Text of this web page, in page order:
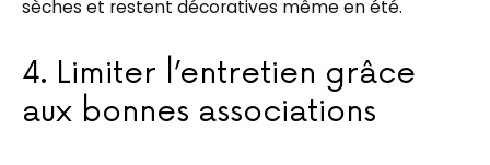
sèches et restent décoratives même en été.
4. Limiter l’entretien grâce
aux bonnes associations